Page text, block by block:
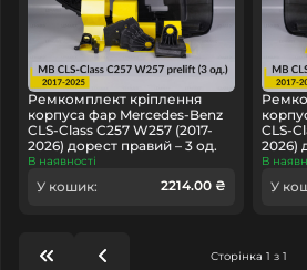
Ремкомплект кріплення
корпуса фар Mercedes-Benz
CLS-Class C257 W257 (2017-
2026) дорест правий – 3 од.
В наявності
У кошик: 2214.00 ₴
CLS-
2026)
В
У
Сторінка 1 з 1